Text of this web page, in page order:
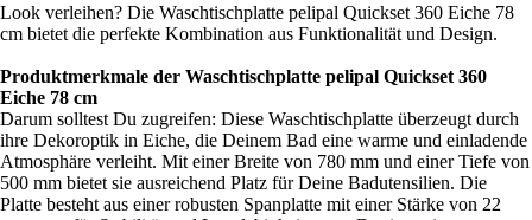
Look verleihen? Die Waschtischplatte pelipal Quickset 360 Eiche 78
cm bietet die perfekte Kombination aus Funktionalität und Design.
Produktmerkmale der Waschtischplatte pelipal Quickset 360
Eiche 78 cm
Darum solltest Du zugreifen: Diese Waschtischplatte überzeugt durch
ihre Dekoroptik in Eiche, die Deinem Bad eine warme und einladende
Atmosphäre verleiht. Mit einer Breite von 780 mm und einer Tiefe von
500 mm bietet sie ausreichend Platz für Deine Badutensilien. Die
Platte besteht aus einer robusten Spanplatte mit einer Stärke von 22